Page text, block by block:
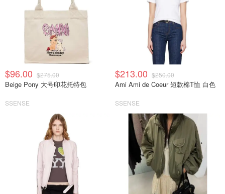
$96.00 $275.00
Beige Pony 大号印花托特包
SSENSE
$213.00 $250.00
Ami Ami de Coeur 短款棉T恤 白色
SSENSE